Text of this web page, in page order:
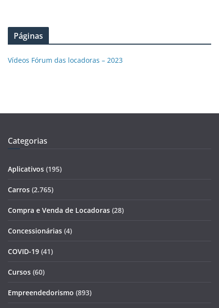
Páginas
Vídeos Fórum das locadoras – 2023
Categorias
Aplicativos (195)
Carros (2.765)
Compra e Venda de Locadoras (28)
Concessionárias (4)
COVID-19 (41)
Cursos (60)
Empreendedorismo (893)